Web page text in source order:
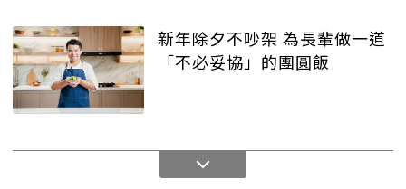
新年除夕不吵架 為長輩做一道
「不必妥協」的團圓飯